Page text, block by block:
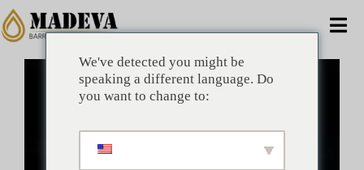
跳
到
内
切
We've detected you might be
speaking a different language. Do
you want to change to: